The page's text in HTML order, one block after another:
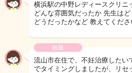
横浜駅の中野レディースクリニ
どんな雰囲気だったか 先生は
どうだったかなど 教えてくださ
妊活
流山市在住で、不妊治療したい
でタイミングしましたが、リセ